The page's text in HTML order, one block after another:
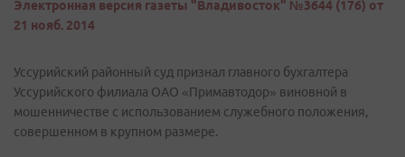
Электронная версия газеты "Владивосток" №3644 (176) от
21 нояб. 2014
Уссурийский районный суд признал главного бухгалтера
Уссурийского филиала ОАО «Примавтодор» виновной в
мошенничестве с использованием служебного положения,
совершенном в крупном размере.